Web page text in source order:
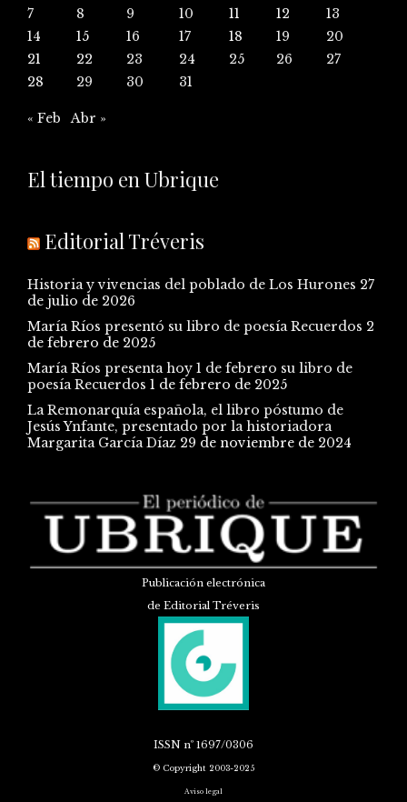
7
8 9 10 11 12
13
14
15 16 17 18 19
20
21
22 23 24 25 26
27
28
29 30 31
« Feb Abr »
El tiempo en Ubrique
Editorial Tréveris
Historia y vivencias del poblado de Los Hurones 27
de julio de 2026
María Ríos presentó su libro de poesía Recuerdos 2
de febrero de 2025
María Ríos presenta hoy 1 de febrero su libro de
poesía Recuerdos 1 de febrero de 2025
La Remonarquía española, el libro póstumo de
Jesús Ynfante, presentado por la historiadora
Margarita García Díaz 29 de noviembre de 2024
Publicación electrónica
de Editorial Tréveris
ISSN nº 1697/0306
© Copyright 2003-2025
Aviso legal